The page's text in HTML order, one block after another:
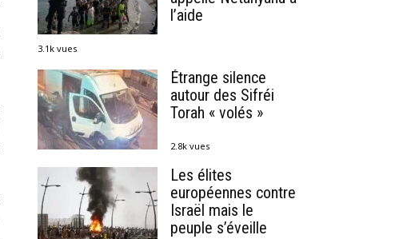
l’aide
3.1k vues
Étrange silence
autour des Sifréi
Torah « volés »
2.8k vues
Les élites
européennes contre
Israël mais le
peuple s’éveille